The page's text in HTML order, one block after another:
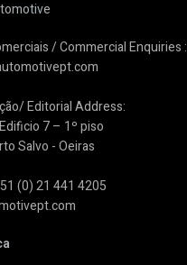
/ Commercial Enquiries :
Editorial Address:
7 – 1º piso
Salvo - Oeiras
(0) 21 441 4205